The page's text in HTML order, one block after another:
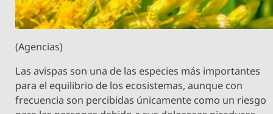
(Agencias)
Las avispas son una de las especies más importantes
para el equilibrio de los ecosistemas, aunque con
frecuencia son percibidas únicamente como un riesgo